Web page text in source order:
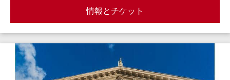
情報とチケット